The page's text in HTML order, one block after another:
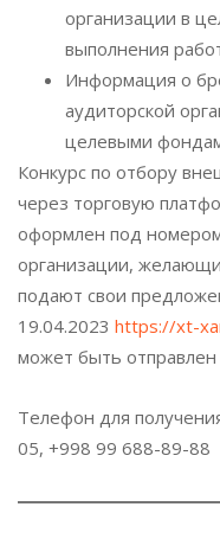
организации в
выполнения
Информация о
аудиторской
целевыми
Конкурс по отбору
через торговую
оформлен под
организации,
подают свои
19.04.2023 https://xt-
может быть
Телефон для
05, +998 99 688-89-88